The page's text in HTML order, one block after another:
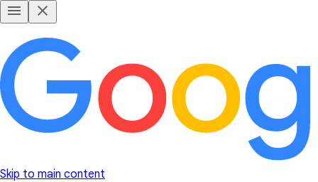
Skip to main content